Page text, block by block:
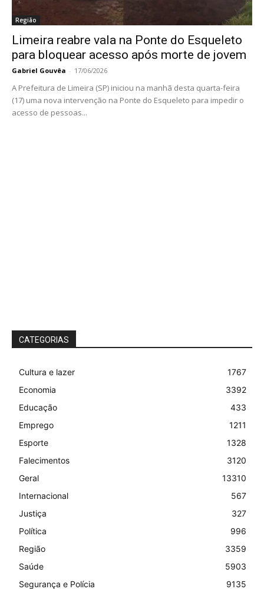
Região
Limeira reabre vala na Ponte do Esqueleto
para bloquear acesso após morte de jovem
Gabriel Gouvêa - 17/06/2026
A Prefeitura de Limeira (SP) iniciou na manhã desta quarta-feira
(17) uma nova intervenção na Ponte do Esqueleto para impedir o
acesso de pessoas...
CATEGORIAS
Cultura e lazer
1767
Economia
3392
Educação
433
Emprego
1211
Esporte
1328
Falecimentos
3120
Geral
13310
Internacional
567
Justiça
327
Política
996
Região
3359
Saúde
5903
Segurança e Polícia
9135